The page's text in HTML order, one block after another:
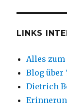
LINKS
Alles zum
Blog über
Dietrich